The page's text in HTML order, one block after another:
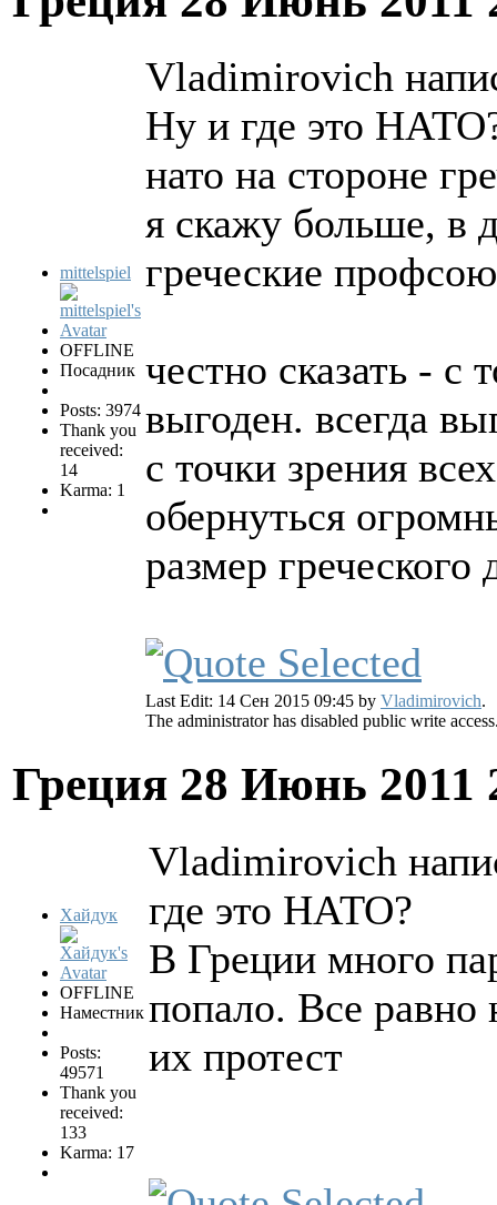
mittelspiel
OFFLINE
Посадник
Posts: 3974
Thank you
received:
14
Karma: 1
Vladimirovich
Ну и где это
нато на стороне
я скажу больше, в
греческие
честно сказать - с
выгоден. всегда
с точки зрения
обернуться
размер греческого
Last Edit: 14 Сен 2015 09:45 by Vladimirovich.
The administrator has disabled public write
Греция 28 Июнь 2011
Хайдук
OFFLINE
Наместник
Posts:
49571
Thank you
received:
133
Karma: 17
Vladimirovich
где это НАТО?
В Греции много
попало. Все равно
их протест